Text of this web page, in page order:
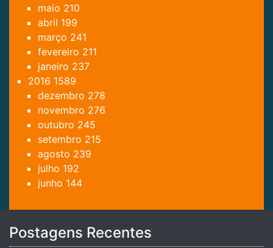
maio 210
abril 199
março 241
fevereiro 211
janeiro 237
2016 1589
dezembro 278
novembro 276
outubro 245
setembro 215
agosto 239
julho 192
junho 144
Postagens Recentes